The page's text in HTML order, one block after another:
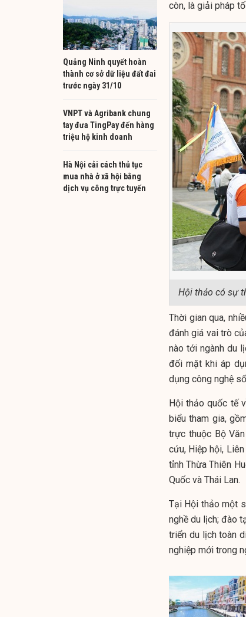
Quảng Ninh quyết hoàn
thành cơ sở dữ liệu đất đai
trước ngày 31/10
VNPT và Agribank chung
tay đưa TingPay đến hàng
triệu hộ kinh doanh
Hà Nội cải cách thủ tục
mua nhà ở xã hội bằng
dịch vụ công trực tuyến
còn, là giải pháp
Hội thảo có sự
Thời gian qua,
đánh giá vai trò
nào tới ngành du
đối mặt khi áp
dụng công nghệ
Hội thảo quốc tế
biểu tham gia,
trực thuộc Bộ
cứu, Hiệp hội,
tỉnh Thừa Thiên
Quốc và Thái Lan.
Tại Hội thảo một
nghề du lịch; đào
triển du lịch toàn
nghiệp mới trong